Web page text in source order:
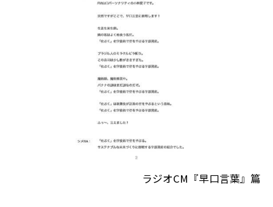
ラジオCM『早口言葉』篇